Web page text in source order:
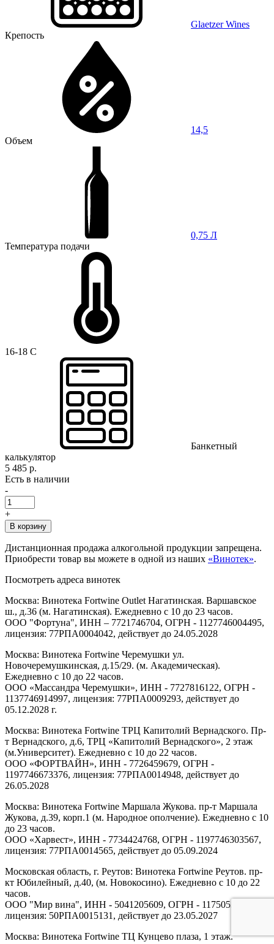
Glaetzer Wines
Крепость
14,5
Объем
0,75 Л
Температура подачи
16-18 C
Банкетный
калькулятор
5 485 р.
Есть в наличии
-
+
В корзину
Дистанционная продажа алкогольной продукции запрещена.
Приобрести товар вы можете в одной из наших «Винотек».
Посмотреть адреса винотек
Москва: Винотека Fortwine Outlet Нагатинская. Варшавское
ш., д.36 (м. Нагатинская). Ежедневно с 10 до 23 часов.
ООО "Фортуна", ИНН – 7721746704, ОГРН - 1127746004495,
лицензия: 77РПА0004042, действует до 24.05.2028
Москва: Винотека Fortwine Черемушки ул.
Новочеремушкинская, д.15/29. (м. Академическая).
Ежедневно с 10 до 22 часов.
ООО «Массандра Черемушки», ИНН - 7727816122, ОГРН -
1137746914997, лицензия: 77РПА0009293, действует до
05.12.2028 г.
Москва: Винотека Fortwine ТРЦ Капитолий Вернадского. Пр-
т Вернадского, д.6, ТРЦ «Капитолий Вернадского», 2 этаж
(м.Университет). Ежедневно с 10 до 22 часов.
ООО «ФОРТВАЙН», ИНН - 7726459679, ОГРН -
1197746673376, лицензия: 77РПА0014948, действует до
26.05.2028
Москва: Винотека Fortwine Маршала Жукова. пр-т Маршала
Жукова, д.39, корп.1 (м. Народное ополчение). Ежедневно с 10
до 23 часов.
ООО «Харвест», ИНН - 7734424768, ОГРН - 1197746303567,
лицензия: 77РПА0014565, действует до 05.09.2024
Московская область, г. Реутов: Винотека Fortwine Реутов. пр-
кт Юбилейный, д.40, (м. Новокосино). Ежедневно с 10 до 22
часов.
ООО "Мир вина", ИНН - 5041205609, ОГРН - 1175053005313,
лицензия: 50РПА0015131, действует до 23.05.2027
Москва: Винотека Fortwine ТЦ Кунцево плаза, 1 этаж.